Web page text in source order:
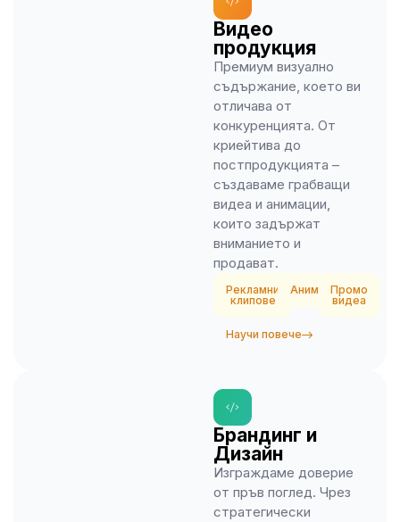
Видео
продукция
Премиум визуално
съдържание, което ви
отличава от
конкуренцията. От
криейтива до
постпродукцията –
създаваме грабващи
видеа и анимации,
които задържат
вниманието и
продават.
Рекламни
клипове
АнимацииПромо
видеа
Научи повече
Брандинг и
Дизайн
Изграждаме доверие
от пръв поглед. Чрез
стратегически